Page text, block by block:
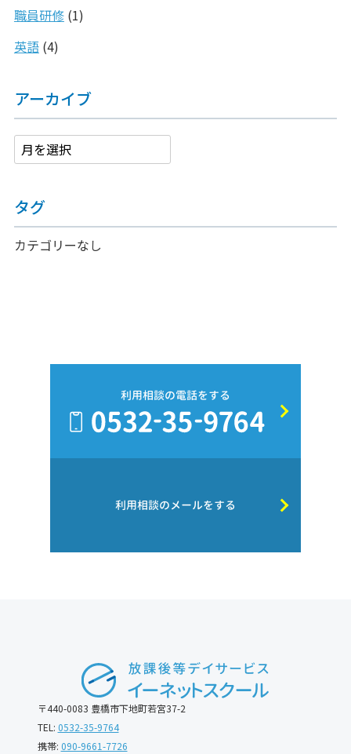
職員研修(1)
英語(4)
アーカイブ
タグ
カテゴリーなし
利用相談の電話をする
利用相談のメールをする
〒440-0083 豊橋市下地町若宮37-2
TEL: 0532-35-9764
携帯: 090-9661-7726